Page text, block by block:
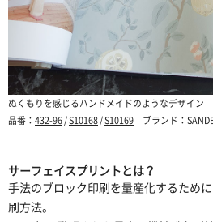
ぬくもりを感じるハンドメイドのようなデザイン
品番： 432-96/S10168/S10169 ブランド：
サーフェイスプリントとは？
手法のブロック印刷を量産化するため
刷方法。